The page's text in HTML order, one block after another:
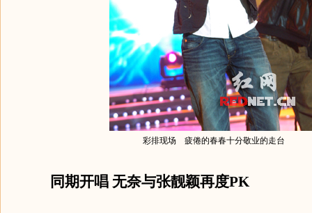
彩排现场 疲倦的春春十分敬业的走台
同期开唱 无奈与张靓颖再度PK